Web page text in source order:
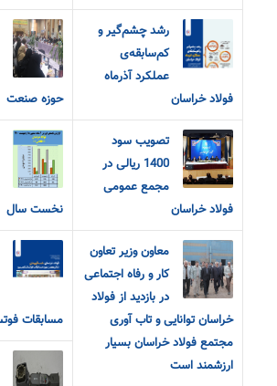
رشد چشم‌گیر و
کم‌سابقه‌ی
عملکرد آذرماه
فولاد خراسان
حوزه صنعت
تصویب سود
1400 ریالی در
مجمع عمومی
فولاد خراسان
نخست سال
معاون وزیر تعاون
کار و رفاه اجتماعی
در بازدید از فولاد
خراسان توانایی و تاب آوری
مجتمع فولاد خراسان بسیار
ارزشمند است
مسابقات